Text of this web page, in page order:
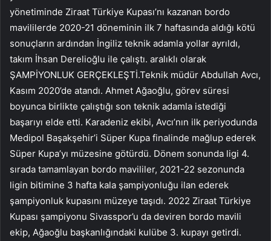
yönetiminde Ziraat Türkiye Kupası’nı kazanan bordo
mavililerde 2020-21 döneminin ilk 7 haftasında aldığı kötü
sonuçların ardından İngiliz teknik adamla yollar ayrıldı,
takım İhsan Derelioğlu ile çalıştı. aralıklı olarak
ŞAMPİYONLUK GERÇEKLEŞTİ.Teknik müdür Abdullah Avcı,
Kasım 2020’de atandı. Ahmet Ağaoğlu, görev süresi
boyunca birlikte çalıştığı son teknik adamla istediği
başarıyı elde etti. Karadeniz ekibi, Avcı’nın ilk periyodunda
Medipol Başakşehir’i Süper Kupa finalinde mağlup ederek
Süper Kupa’yı müzesine götürdü. Dönem sonunda ligi 4.
sırada tamamlayan bordo mavililer, 2021-22 sezonunda
ligin bitimine 3 hafta kala şampiyonluğu ilan ederek
şampiyonluk kupasını müzeye taşıdı. 2022 Ziraat Türkiye
Kupası şampiyonu Sivasspor’u da deviren bordo mavili
ekip, Ağaoğlu başkanlığındaki kulübe 3. kupayı getirdi.